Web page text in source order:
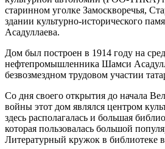
старинном уголке Замоскворечья,
здании культурно-исторического
Асадуллаева.
Дом был построен в 1914 году на
нефтепромышленника Шамси
безвозмездном трудовом участии
Со дня своего открытия до начала
войны этот дом являлся центром
здесь располагалась и большая
которая пользовалась большой
Литературный кружок в библиотеке